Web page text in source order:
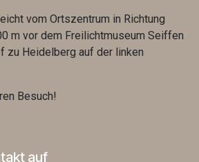
vom Ortszentrum in Richtung
m vor dem Freilichtmuseum Seiffen
zu Heidelberg auf der linken
Besuch!
auf